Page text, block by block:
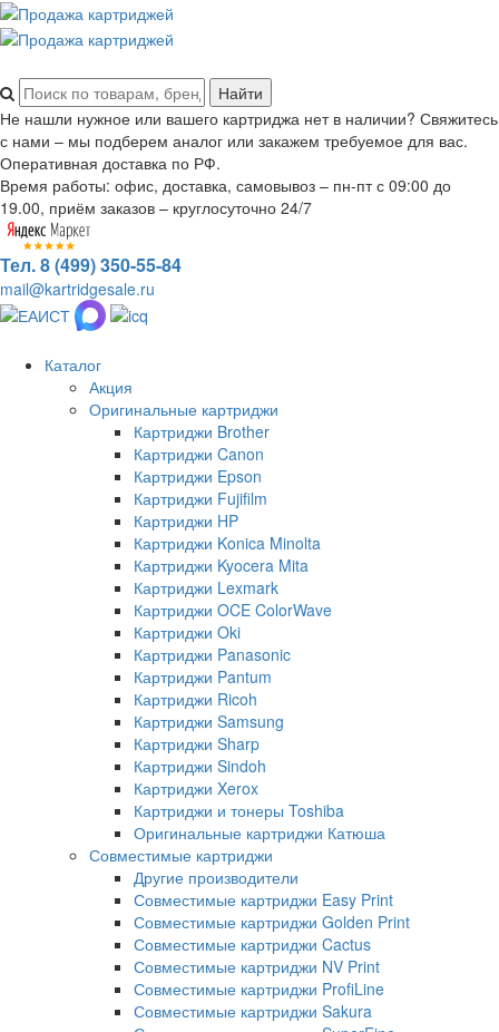
Не нашли нужное или вашего картриджа нет в наличии? Свяжитесь
с нами – мы подберем аналог или закажем требуемое для вас.
Оперативная доставка по РФ.
Время работы: офис, доставка, самовывоз – пн-пт с 09:00 до
19.00, приём заказов – круглосуточно 24/7
Тел. 8 (499) 350-55-84
mail@kartridgesale.ru
Каталог
Акция
Оригинальные картриджи
Картриджи Brother
Картриджи Canon
Картриджи Epson
Картриджи Fujifilm
Картриджи HP
Картриджи Konica Minolta
Картриджи Kyocera Mita
Картриджи Lexmark
Картриджи OCE ColorWave
Картриджи Oki
Картриджи Panasonic
Картриджи Pantum
Картриджи Ricoh
Картриджи Samsung
Картриджи Sharp
Картриджи Sindoh
Картриджи Xerox
Картриджи и тонеры Toshiba
Оригинальные картриджи Катюша
Совместимые картриджи
Другие производители
Совместимые картриджи Easy Print
Совместимые картриджи Golden Print
Совместимые картриджи Cactus
Совместимые картриджи NV Print
Совместимые картриджи ProfiLine
Совместимые картриджи Sakura